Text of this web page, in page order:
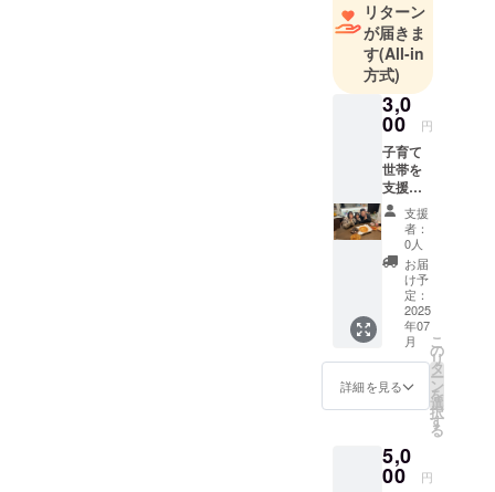
りました！
企業理念で
ある『たく
さんの笑顔
に出会いた
い』をテー
「本当に望
まれている
冷凍ミール
キットをみ
んなと作り
たい」と思
い立ち
今回クラウ
ドファン
挑戦しま
リターン
が届きま
す(All-in
方式)
3,0
00 円
子育て
世帯を
支援し
たい！
頑張っ
てほし
いと応
援頂け
る皆様
(御礼
メッ
セージ
付き)
支援
者：
0人
お届
け予
定：
2025
年07
月
詳細を見る
こ
の
リ
タ
ー
ン
を
選
択
す
る
5,0
00 円